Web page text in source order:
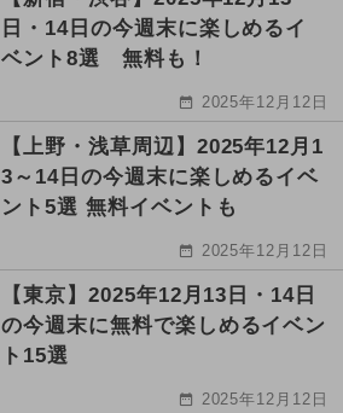
日・14日の今週末に楽しめるイ
ベント8選 無料も！
2025年12月12日
【上野・浅草周辺】2025年12月1
3～14日の今週末に楽しめるイベ
ント5選 無料イベントも
2025年12月12日
【東京】2025年12月13日・14日
の今週末に無料で楽しめるイベン
ト15選
2025年12月12日